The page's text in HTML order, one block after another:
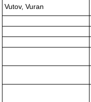
Vutov, Vuran